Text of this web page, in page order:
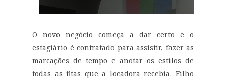
O novo negócio começa a dar certo e o
estagiário é contratado para assistir, fazer as
marcações de tempo e anotar os estilos de
todas as fitas que a locadora recebia. Filho